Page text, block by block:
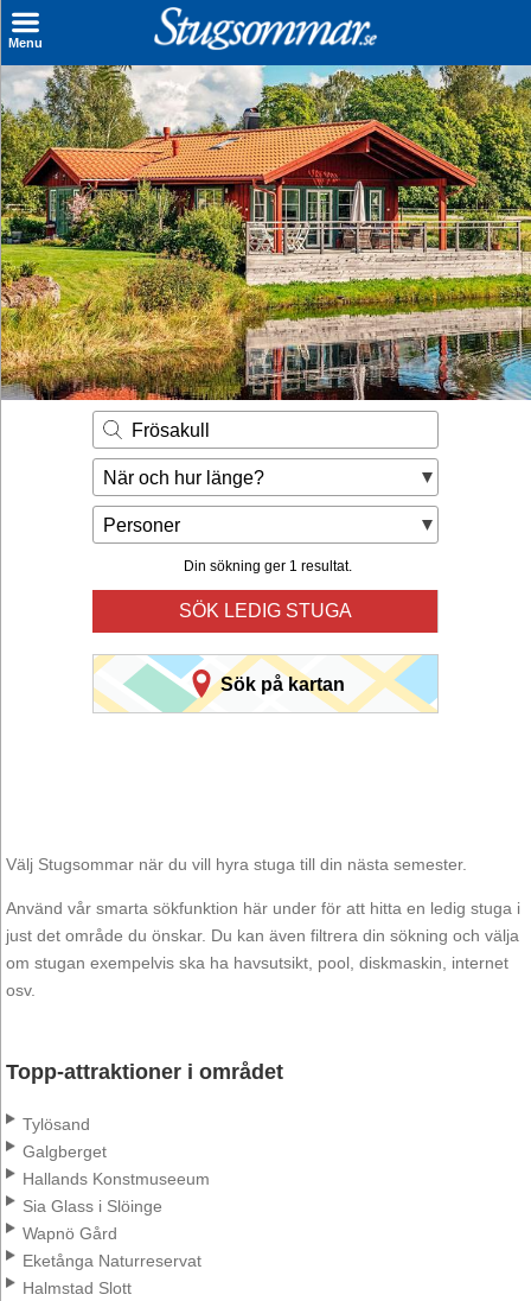
Menu
Sök stuga
Sista Minuten
Genvägar
Inspiration
Kontakt
Husägare
Se hur mycket du kan tjäna
Räkna ut din
hyresintäkt
Frösakull
När och hur länge?
Personer
Din sökning ger 1 resultat.
SÖK LEDIG STUGA
Sök på kartan
Välj Stugsommar när du vill hyra stuga till din nästa semester.
Använd vår smarta sökfunktion här under för att hitta en ledig stuga i
just det område du önskar. Du kan även filtrera din sökning och välja
om stugan exempelvis ska ha havsutsikt, pool, diskmaskin, internet
osv.
Topp-attraktioner i området
Tylösand
Galgberget
Hallands Konstmuseeum
Sia Glass i Slöinge
Wapnö Gård
Eketånga Naturreservat
Halmstad Slott